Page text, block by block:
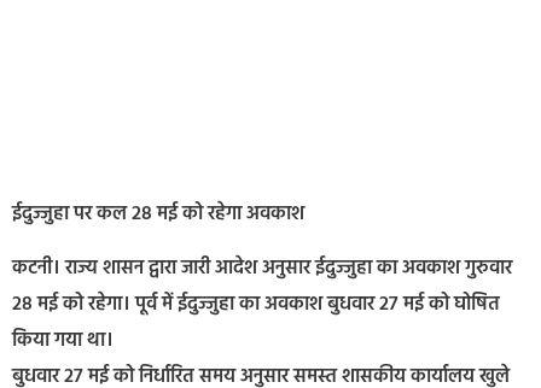
ईदुज्जुहा पर कल 28 मई को रहेगा अवकाश
कटनी। राज्य शासन द्वारा जारी आदेश अनुसार ईदुज्जुहा का अवकाश गुरुवार
28 मई को रहेगा। पूर्व में ईदुज्जुहा का अवकाश बुधवार 27 मई को घोषित
किया गया था।
बुधवार 27 मई को निर्धारित समय अनुसार समस्त शासकीय कार्यालय खुले